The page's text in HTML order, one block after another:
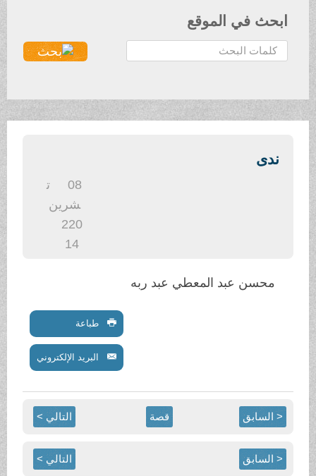
ابحث في الموقع
ح
ث
ندى
شرين
220
14
محسن عبد المعطي عبد ربه
طباعة
البريد الإلكتروني
< السابق قصة التالي >
< السابق التالي >